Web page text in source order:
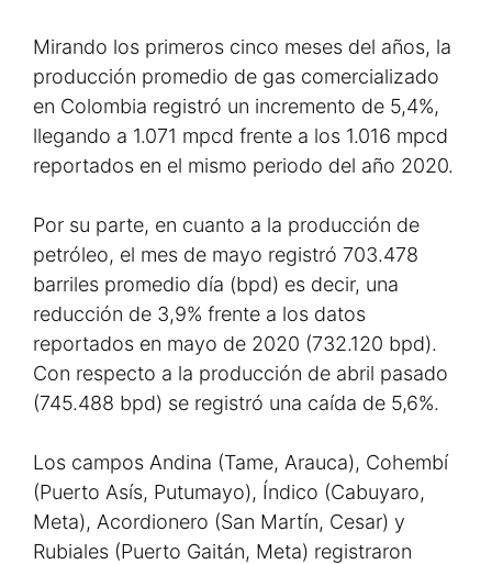
Mirando los primeros cinco meses del años, la
producción promedio de gas comercializado
en Colombia registró un incremento de 5,4%,
llegando a 1.071 mpcd frente a los 1.016 mpcd
reportados en el mismo periodo del año 2020.
Por su parte, en cuanto a la producción de
petróleo, el mes de mayo registró 703.478
barriles promedio día (bpd) es decir, una
reducción de 3,9% frente a los datos
reportados en mayo de 2020 (732.120 bpd).
Con respecto a la producción de abril pasado
(745.488 bpd) se registró una caída de 5,6%.
Los campos Andina (Tame, Arauca), Cohembí
(Puerto Asís, Putumayo), Índico (Cabuyaro,
Meta), Acordionero (San Martín, Cesar) y
Rubiales (Puerto Gaitán, Meta) registraron